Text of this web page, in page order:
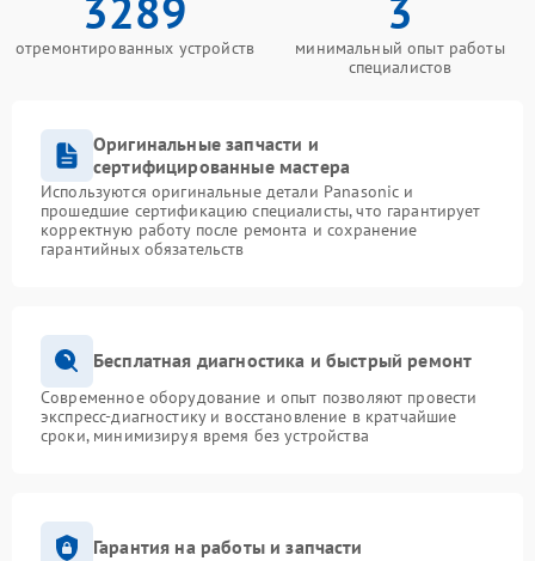
отремонтированных устройств
минимальный опыт работы
специалистов
Оригинальные запчасти и
сертифицированные мастера
Используются оригинальные детали Panasonic и
прошедшие сертификацию специалисты, что гарантирует
корректную работу после ремонта и сохранение
гарантийных обязательств
Бесплатная диагностика и быстрый ремонт
Современное оборудование и опыт позволяют провести
экспресс-диагностику и восстановление в кратчайшие
сроки, минимизируя время без устройства
Гарантия на работы и запчасти